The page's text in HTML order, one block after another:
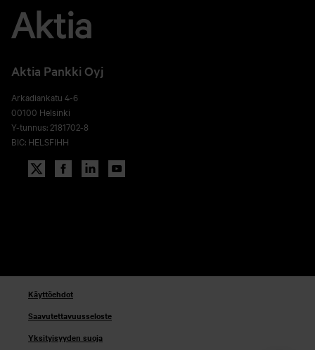
Aktia Pankki Oyj
Arkadiankatu 4-6
00100 Helsinki
Y-tunnus: 2181702-8
BIC: HELSFIHH
Käyttöehdot
Saavutettavuusseloste
Yksityisyyden suoja